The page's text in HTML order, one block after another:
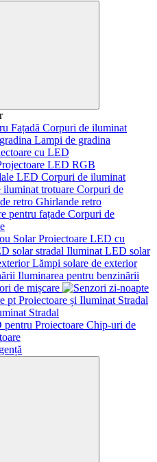
Corpuri de iluminat
Lampi de gradina
cu LED
LED RGB
Corpuri de iluminat
Corpuri de
Ghirlande retro
Corpuri de
Proiectoare LED cu
Iluminat LED solar
Lămpi solare de exterior
Iluminarea pentru benzinării
de mișcare
Stradal
Chip-uri de